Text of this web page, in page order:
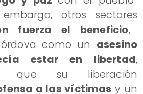
otros sectores
fuerza el beneficio,
como un asesino
estar en libertad,
que su liberación
a las víctimas y un